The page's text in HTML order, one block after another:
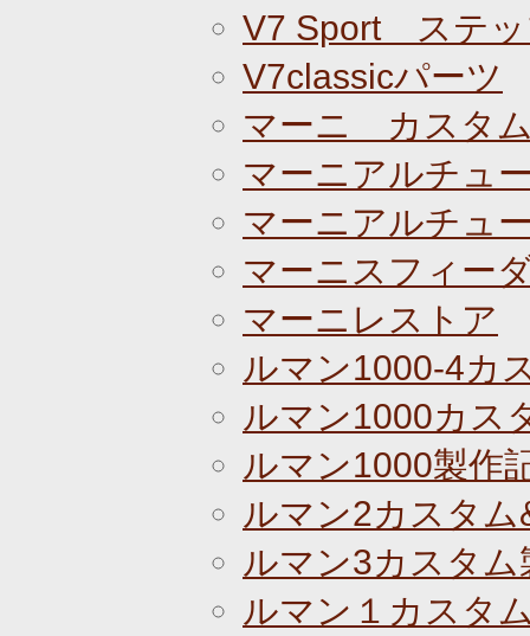
V7 Sport ステッ
V7classicパーツ
マーニ カスタ
マーニアルチュ
マーニアルチュ
マーニスフィー
マーニレストア
ルマン1000-4カ
ルマン1000カス
ルマン1000製作
ルマン2カスタ
ルマン3カスタム
ルマン１カスタ